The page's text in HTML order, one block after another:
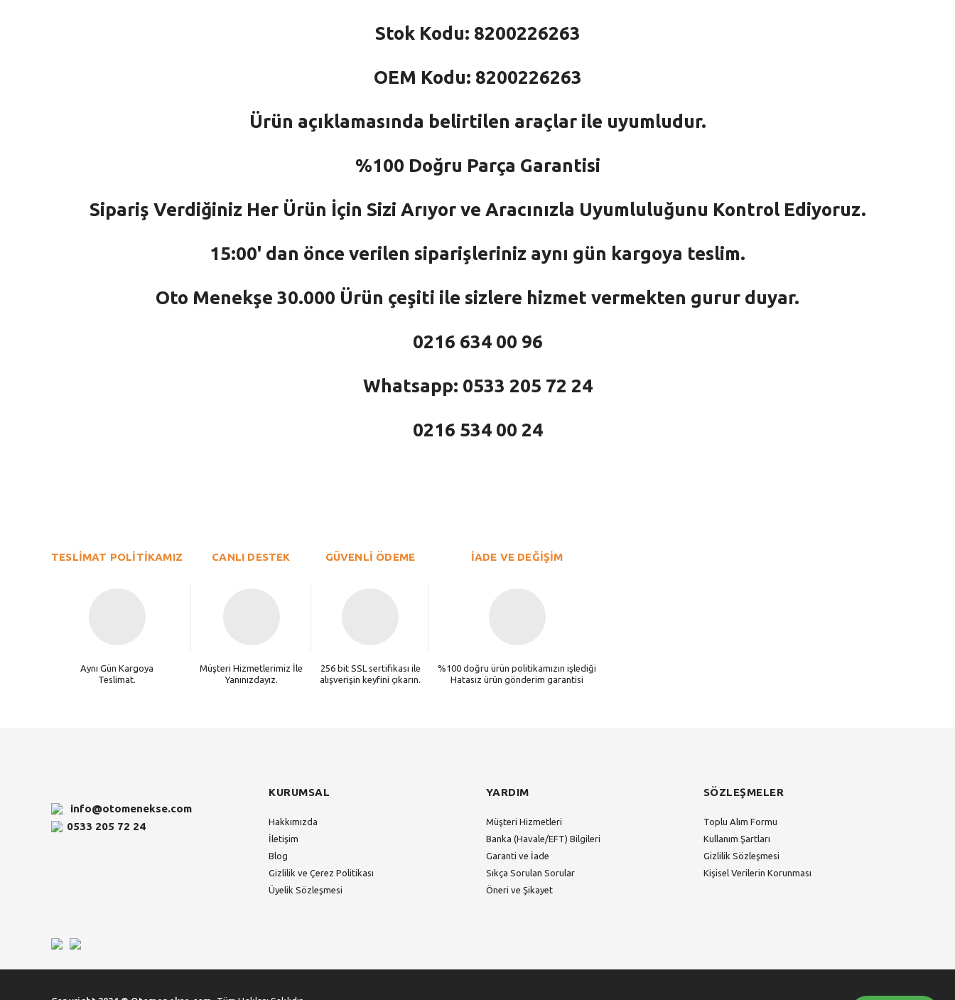
Stok Kodu: 8200226263
OEM Kodu: 8200226263
Ürün açıklamasında belirtilen araçlar ile uyumludur.
%100 Doğru Parça Garantisi
Sipariş Verdiğiniz Her Ürün İçin Sizi Arıyor ve Aracınızla Uyumluluğunu Kontrol Ediyoruz.
15:00' dan önce verilen siparişleriniz aynı gün kargoya teslim.
Oto Menekşe 30.000 Ürün çeşiti ile sizlere hizmet vermekten gurur duyar.
0216 634 00 96
Whatsapp: 0533 205 72 24
0216 534 00 24
Ürün açıklamasında eksik bilgiler bulunuyor.
TESLİMAT POLİTİKAMIZ
Aynı Gün Kargoya
Teslimat.
CANLI DESTEK
Müşteri Hizmetlerimiz İle
Yanınızdayız.
GÜVENLİ ÖDEME
256 bit SSL sertifikası ile
alışverişin keyfini çıkarın.
İADE VE DEĞİŞİM
%100 doğru ürün politikamızın işlediği
Hatasız ürün gönderim garantisi
info@otomenekse.com
0533 205 72 24
KURUMSAL
Hakkımızda
İletişim
Blog
Gizlilik ve Çerez Politikası
Üyelik Sözleşmesi
YARDIM
Müşteri Hizmetleri
Banka (Havale/EFT) Bilgileri
Garanti ve İade
Sıkça Sorulan Sorular
Öneri ve Şikayet
SÖZLEŞMELER
Toplu Alım Formu
Kullanım Şartları
Gizlilik Sözleşmesi
Kişisel Verilerin Korunması